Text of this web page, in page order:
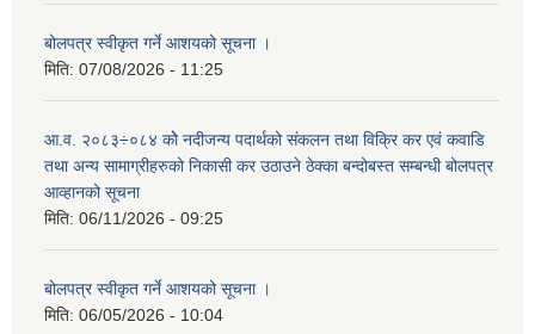
बोलपत्र स्वीकृत गर्ने आशयको सूचना ।
मिति: 07/08/2026 - 11:25
आ.व. २०८३÷०८४ कोे नदीजन्य पदार्थको संकलन तथा विक्रि कर एवं कवाडि
तथा अन्य सामाग्रीहरुको निकासी कर उठाउने ठेक्का बन्दोबस्त सम्बन्धी बोलपत्र
आव्हानको सूचना
मिति: 06/11/2026 - 09:25
बोलपत्र स्वीकृत गर्ने आशयको सूचना ।
मिति: 06/05/2026 - 10:04